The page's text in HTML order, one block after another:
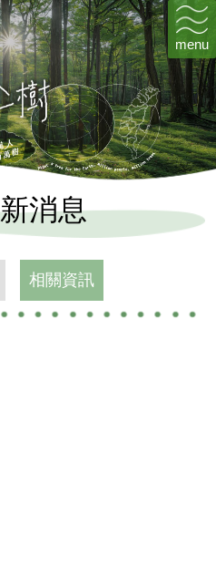
menu
新消息
相關資訊